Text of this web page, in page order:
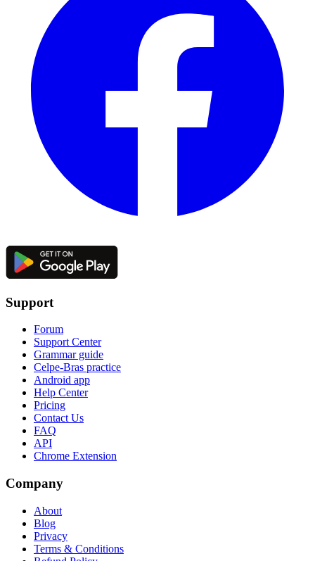
Support
Forum
Support Center
Grammar guide
Celpe-Bras practice
Android app
Help Center
Pricing
Contact Us
FAQ
API
Chrome Extension
Company
About
Blog
Privacy
Terms & Conditions